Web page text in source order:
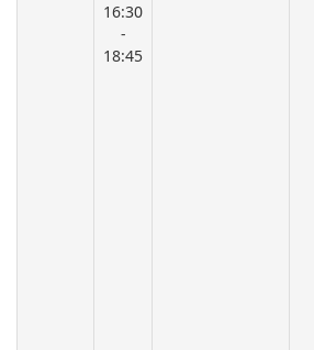
16:30
-
18:45